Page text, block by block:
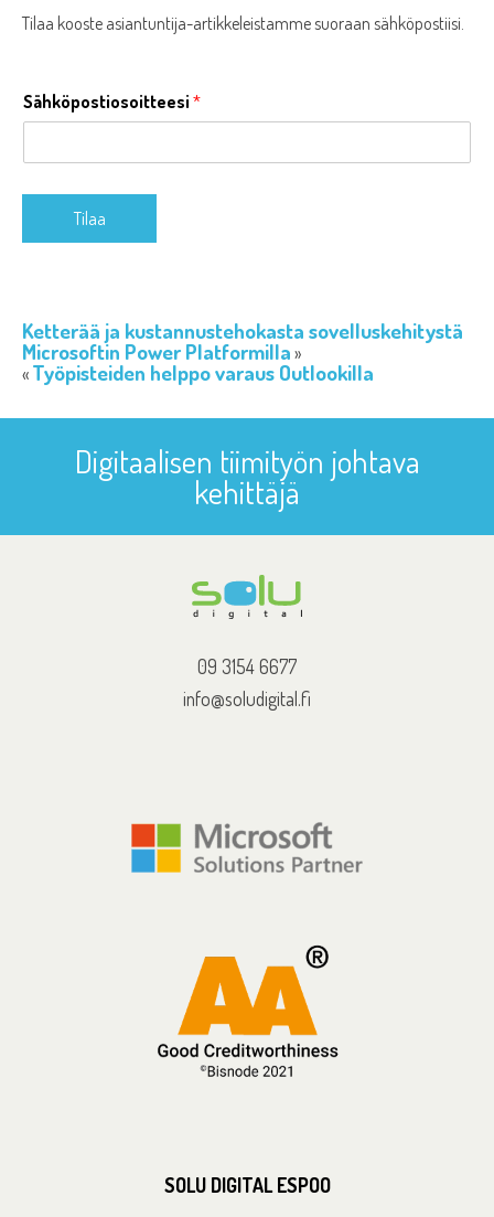
Tilaa kooste asiantuntija-artikkeleistamme suoraan sähköpostiisi.
Sähköpostiosoitteesi *
Tilaa
Ketterää ja kustannustehokasta sovelluskehitystä
Microsoftin Power Platformilla
Työpisteiden helppo varaus Outlookilla
Digitaalisen tiimityön johtava
kehittäjä
09 3154 6677
info@soludigital.fi
SOLU DIGITAL ESPOO